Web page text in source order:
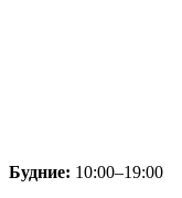
Будние: 10:00–19:00